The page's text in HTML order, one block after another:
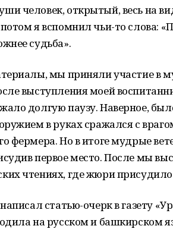
человек, открытый, весь на
я вспомнил чьи-то слова:
судьба».
мы приняли участие в
выступления моей
долгую паузу. Наверное,
в руках сражался с
фермера. Но в итоге мудрые
первое место. После мы
чтениях, где жюри
статью-очерк в газету
на русском и башкирском